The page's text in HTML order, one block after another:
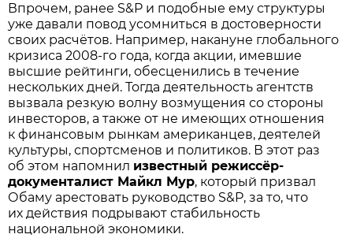
Впрочем, ранее S&P и подобные ему структуры
уже давали повод усомниться в достоверности
своих расчётов. Например, накануне глобального
кризиса2008-го года, когда акции, имевшие
высшие рейтинги, обесценились в течение
нескольких дней. Тогда деятельность агентств
вызвала резкую волну возмущения со стороны
инвесторов, а также от не имеющих отношения
к финансовым рынкам американцев, деятелей
культуры, спортсменов и политиков. В этот раз
об этом напомнил известный режиссёр-
документалист Майкл Мур, который призвал
Обаму арестовать руководство S&P, за то, что
их действия подрывают стабильность
национальной экономики.